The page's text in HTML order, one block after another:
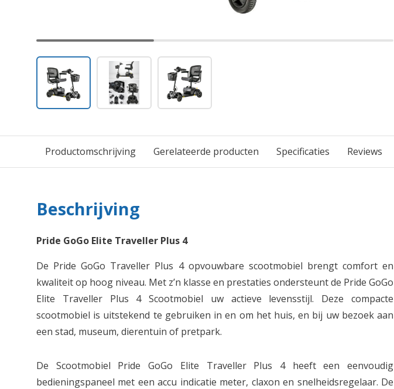
Productomschrijving Gerelateerde producten Specificaties Reviews
Beschrijving
Pride GoGo Elite Traveller Plus 4
De Pride GoGo Traveller Plus 4 opvouwbare scootmobiel brengt comfort en
kwaliteit op hoog niveau. Met z’n klasse en prestaties ondersteunt de Pride GoGo
Elite Traveller Plus 4 Scootmobiel uw actieve levensstijl. Deze compacte
scootmobiel is uitstekend te gebruiken in en om het huis, en bij uw bezoek aan
een stad, museum, dierentuin of pretpark.
De Scootmobiel Pride GoGo Elite Traveller Plus 4 heeft een eenvoudig
bedieningspaneel met een accu indicatie meter, claxon en snelheidsregelaar. De